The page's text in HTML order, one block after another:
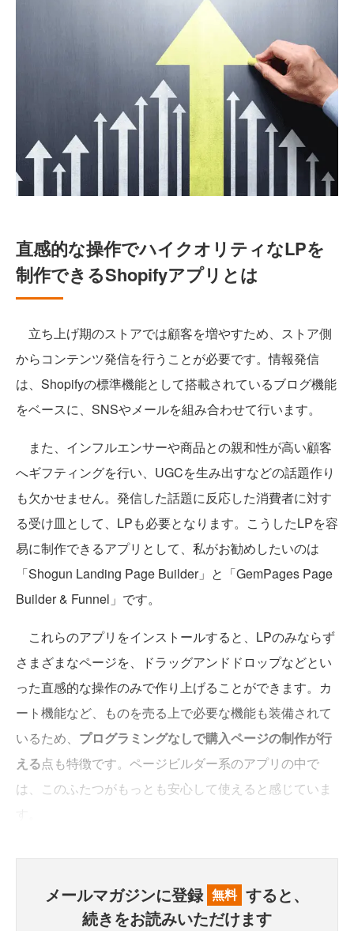
直感的な操作でハイクオリティなLPを
制作できるShopifyアプリとは
立ち上げ期のストアでは顧客を増やすため、ストア側
からコンテンツ発信を行うことが必要です。情報発信
は、Shopifyの標準機能として搭載されているブログ機能
をベースに、SNSやメールを組み合わせて行います。
また、インフルエンサーや商品との親和性が高い顧客
へギフティングを行い、UGCを生み出すなどの話題作り
も欠かせません。発信した話題に反応した消費者に対す
る受け皿として、LPも必要となります。こうしたLPを容
易に制作できるアプリとして、私がお勧めしたいのは
「Shogun Landing Page Builder」と「GemPages Page
Builder & Funnel」です。
これらのアプリをインストールすると、LPのみならず
さまざまなページを、ドラッグアンドドロップなどとい
った直感的な操作のみで作り上げることができます。カ
ート機能など、ものを売る上で必要な機能も装備されて
いるため、 プログラミングなしで購入ページの制作が行
える点も特徴です。ページビルダー系のアプリの中で
は、このふたつがもっとも安心して使えると感じていま
メールマガジンに登録 無料 すると、
続きをお読みいただけます